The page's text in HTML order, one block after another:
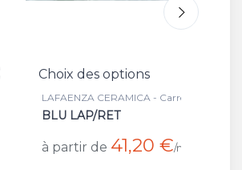
des options
CERAMICA - Carrelage
RET
de 41,20 € /m²